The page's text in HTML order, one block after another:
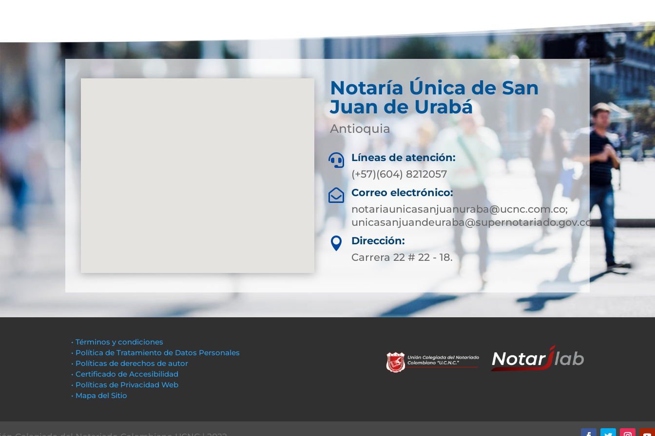
Notaría Única de San
Juan de Urabá
Antioquia

Líneas de atención:
(+57)(604) 8212057

Correo electrónico:
notariaunicasanjuanuraba@ucnc.com.co;
unicasanjuandeuraba@supernotariado.gov.co

Dirección:
Carrera 22 # 22 - 18.
• Términos y condiciones
• Política de Tratamiento de Datos Personales
• Políticas de derechos de autor
• Certificado de Accesibilidad
• Políticas de Privacidad Web
• Mapa del Sitio